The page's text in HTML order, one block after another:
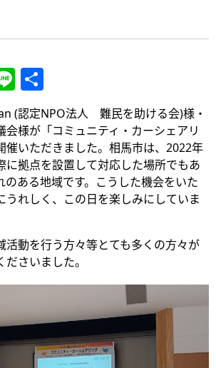
Line
有
(認定NPO法人 難民を助ける会)様・
会様が「コミュニティ・カーシェアリ
催いただきました。相馬市は、2022年
に拠点を設置して対応した場所でもあ
のある地域です。こうした機会をいた
うれしく、この日を楽しみにしていま
活動を行う方々等とても多くの方々が
さいました。